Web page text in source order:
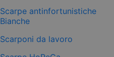
Scarpe antinfortunistiche
Bianche
Scarponi da lavoro